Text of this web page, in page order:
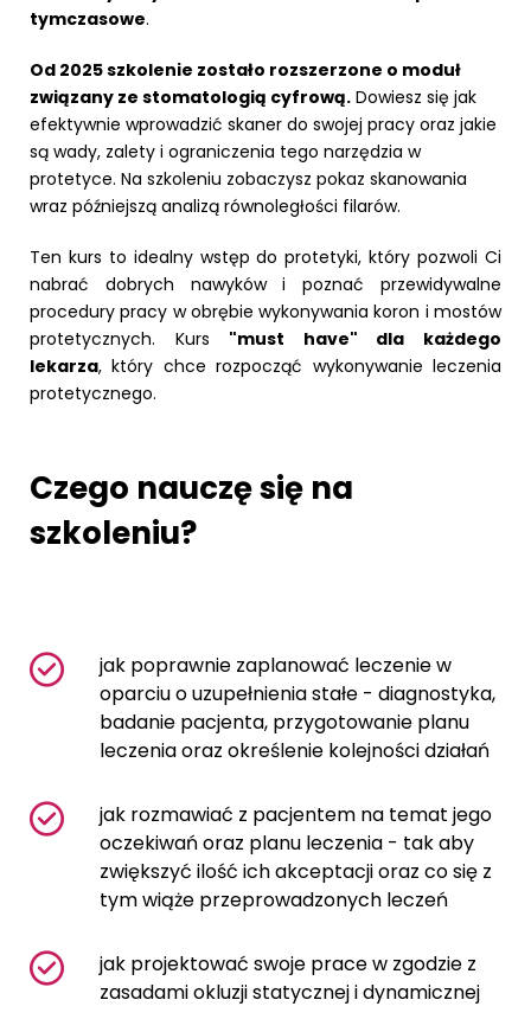
tymczasowe.
Od 2025 szkolenie zostało rozszerzone o moduł
związany ze stomatologią cyfrową. Dowiesz się jak
efektywnie wprowadzić skaner do swojej pracy oraz jakie
są wady, zalety i ograniczenia tego narzędzia w
protetyce. Na szkoleniu zobaczysz pokaz skanowania
wraz późniejszą analizą równoległości filarów.
Ten kurs to idealny wstęp do protetyki, który pozwoli Ci
nabrać dobrych nawyków i poznać przewidywalne
procedury pracy w obrębie wykonywania koron i mostów
protetycznych. Kurs "must have" dla każdego
lekarza, który chce rozpocząć wykonywanie leczenia
protetycznego.
Czego nauczę się na
szkoleniu?
jak poprawnie zaplanować leczenie w
oparciu o uzupełnienia stałe - diagnostyka,
badanie pacjenta, przygotowanie planu
leczenia oraz określenie kolejności działań
jak rozmawiać z pacjentem na temat jego
oczekiwań oraz planu leczenia - tak aby
zwiększyć ilość ich akceptacji oraz co się z
tym wiąże przeprowadzonych leczeń
jak projektować swoje prace w zgodzie z
zasadami okluzji statycznej i dynamicznej